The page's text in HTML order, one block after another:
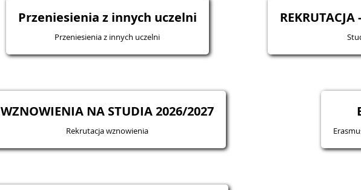
Przeniesienia z innych uczelni
Przeniesienia z innych uczelni
WZNOWIENIA NA STUDIA 2026/2027
Rekrutacja wznowienia